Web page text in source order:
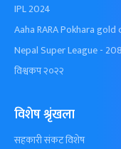
IPL 2024
Aaha RARA Pokhara gold
Nepal Super League -
विश्वकप २०२२
विशेष श्रृंखला
सहकारी संकट विशेष